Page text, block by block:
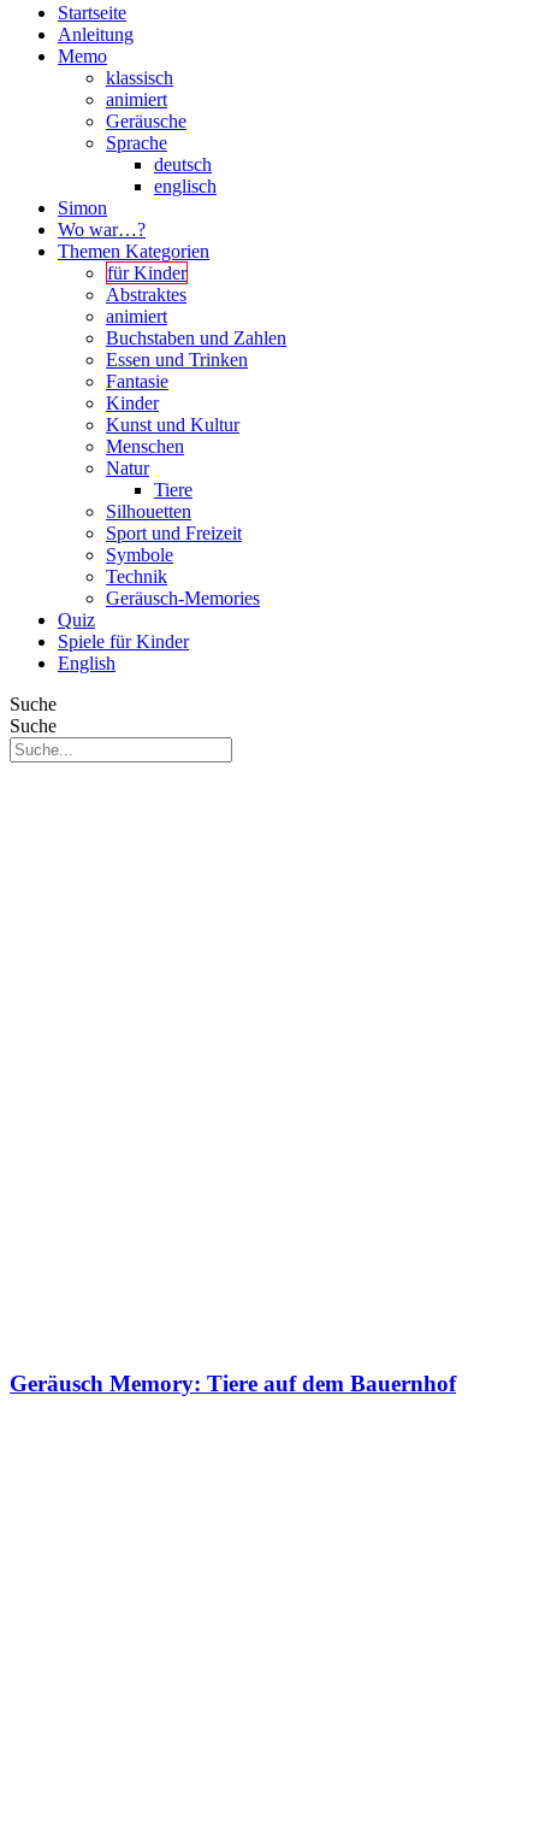
Startseite
Anleitung
Memo
klassisch
animiert
Geräusche
Sprache
deutsch
englisch
Simon
Wo war…?
Themen Kategorien
für Kinder
Abstraktes
animiert
Buchstaben und Zahlen
Essen und Trinken
Fantasie
Kinder
Kunst und Kultur
Menschen
Natur
Tiere
Silhouetten
Sport und Freizeit
Symbole
Technik
Geräusch-Memories
Quiz
Spiele für Kinder
English
Suche
Suche
Geräusch Memory: Tiere auf dem Bauernhof